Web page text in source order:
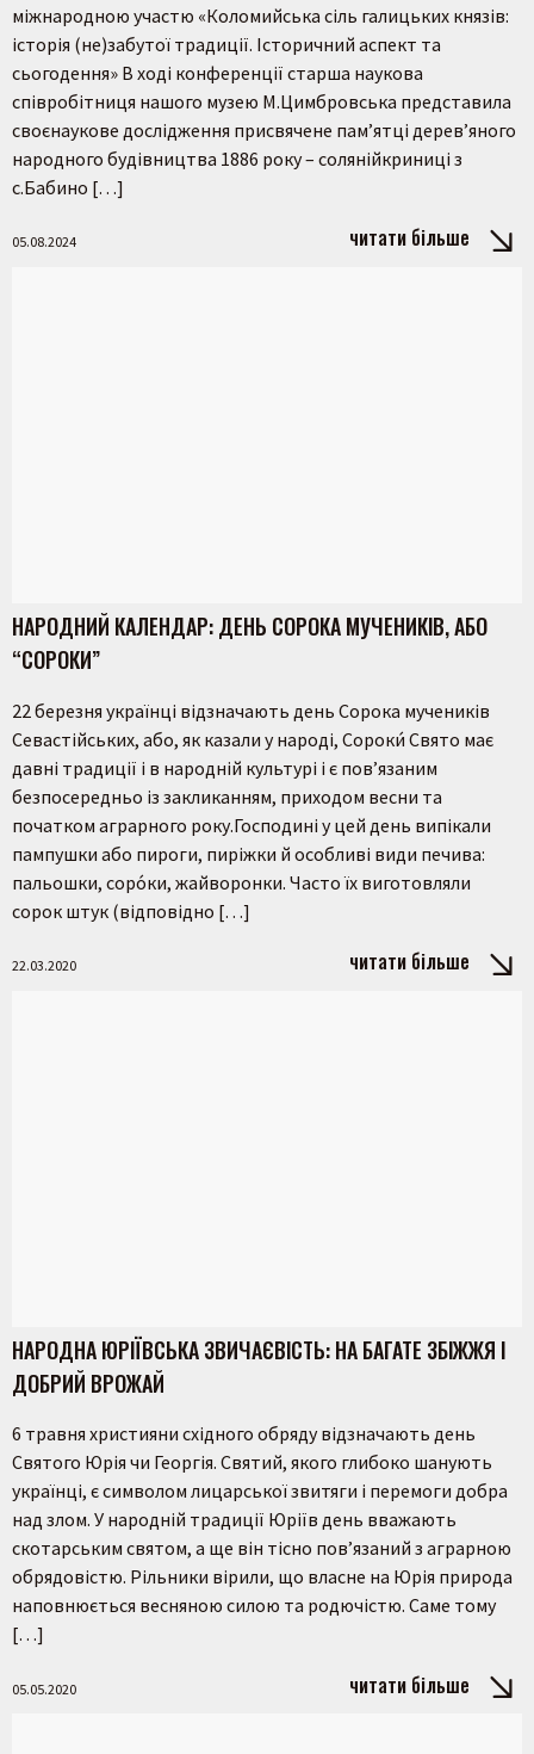
Пошук на сайті
міжнародною участю «Коломийська сіль галицьких князів:
історія (не)забутої традиції. Історичний аспект та
сьогодення» В ході конференції старша наукова
співробітниця нашого музею М.Цимбровська представила
своєнаукове дослідження присвячене пам’ятці дерев’яного
народного будівництва 1886 року – солянійкриниці з
с.Бабино […]
05.08.2024 читати більше
НАРОДНИЙ КАЛЕНДАР: ДЕНЬ СОРОКА МУЧЕНИКІВ, АБО
“СОРОКИ”
22 березня українці відзначають день Сорока мучеників
Севастійських, або, як казали у народі, Сороки́ Свято має
давні традиції і в народній культурі і є пов’язаним
безпосередньо із закликанням, приходом весни та
початком аграрного року.Господині у цей день випікали
пампушки або пироги, пиріжки й особливі види печива:
пальошки, соро́ки, жайворонки. Часто їх виготовляли
сорок штук (відповідно […]
22.03.2020 читати більше
НАРОДНА ЮРІЇВСЬКА ЗВИЧАЄВІСТЬ: НА БАГАТЕ ЗБІЖЖЯ І
ДОБРИЙ ВРОЖАЙ
6 травня християни східного обряду відзначають день
Святого Юрія чи Георгія. Святий, якого глибоко шанують
українці, є символом лицарської звитяги і перемоги добра
над злом. У народній традиції Юріїв день вважають
скотарським святом, а ще він тісно пов’язаний з аграрною
обрядовістю. Рільники вірили, що власне на Юрія природа
наповнюється весняною силою та родючістю. Саме тому
[…]
05.05.2020 читати більше